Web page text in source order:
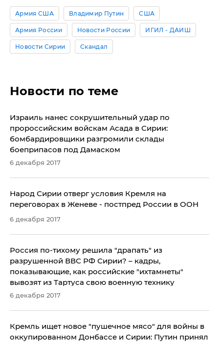
Армия США Владимир Путин США
Армия России Новости России ИГИЛ - ДАИШ
Новости Сирии Скандал
Новости по теме
Израиль нанес сокрушительный удар по
пророссийским войскам Асада в Сирии:
бомбардировщики разгромили склады
боеприпасов под Дамаском
6 декабря 2017
Народ Сирии отверг условия Кремля на
переговорах в Женеве - постпред России в ООН
6 декабря 2017
Россия по-тихому решила "драпать" из
разрушенной ВВС РФ Сирии? – кадры,
показывающие, как российские "ихтамнеты"
вывозят из Тартуса свою военную технику
6 декабря 2017
Кремль ищет новое "пушечное мясо" для войны в
оккупированном Донбассе и Сирии: Путин принял